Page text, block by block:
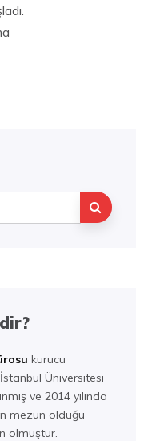
kurucu
Üniversitesi
ve 2014 yılında
mezun olduğu
olmuştur.